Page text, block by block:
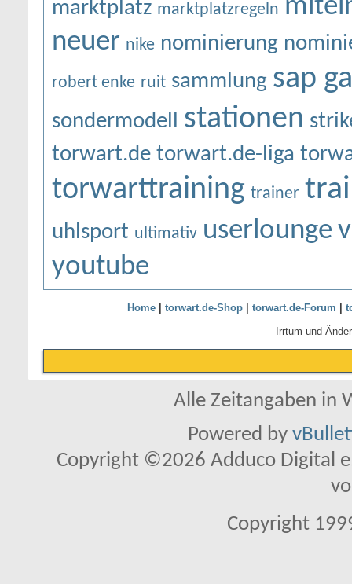
marktplatz marktplatzregeln
neuer nike nominierung
robert enke ruit sammlung sap
sondermodell stationen
torwart.de torwart.de-liga
torwarttraining trainer
uhlsport ultimativ userlounge
youtube
Home| torwart.de-Shop| torwart.de-Forum
Irrtum und
Alle Zeitangaben in
Powered by
Copyright ©2026 Adduco Digital
Copyright